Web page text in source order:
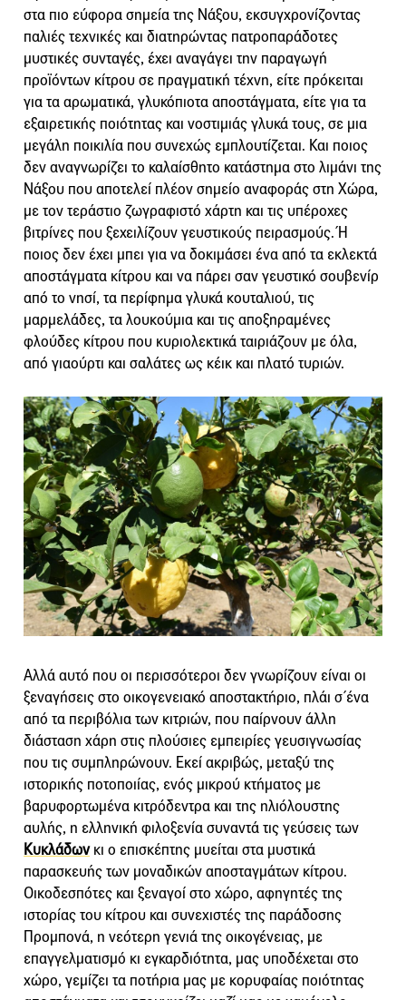
στα πιο εύφορα σημεία της Νάξου, εκσυγχρονίζοντας
παλιές τεχνικές και διατηρώντας πατροπαράδοτες
μυστικές συνταγές, έχει αναγάγει την παραγωγή
προϊόντων κίτρου σε πραγματική τέχνη, είτε πρόκειται
για τα αρωματικά, γλυκόπιοτα αποστάγματα, είτε για τα
εξαιρετικής ποιότητας και νοστιμιάς γλυκά τους, σε μια
μεγάλη ποικιλία που συνεχώς εμπλουτίζεται. Και ποιος
δεν αναγνωρίζει το καλαίσθητο κατάστημα στο λιμάνι της
Νάξου που αποτελεί πλέον σημείο αναφοράς στη Χώρα,
με τον τεράστιο ζωγραφιστό χάρτη και τις υπέροχες
βιτρίνες που ξεχειλίζουν γευστικούς πειρασμούς. Ή
ποιος δεν έχει μπει για να δοκιμάσει ένα από τα εκλεκτά
αποστάγματα κίτρου και να πάρει σαν γευστικό σουβενίρ
από το νησί, τα περίφημα γλυκά κουταλιού, τις
μαρμελάδες, τα λουκούμια και τις αποξηραμένες
φλούδες κίτρου που κυριολεκτικά ταιριάζουν με όλα,
από γιαούρτι και σαλάτες ως κέικ και πλατό τυριών.
Αλλά αυτό που οι περισσότεροι δεν γνωρίζουν είναι οι
ξεναγήσεις στο οικογενειακό αποστακτήριο, πλάι σ΄ένα
από τα περιβόλια των κιτριών, που παίρνουν άλλη
διάσταση χάρη στις πλούσιες εμπειρίες γευσιγνωσίας
που τις συμπληρώνουν. Εκεί ακριβώς, μεταξύ της
ιστορικής ποτοποιίας, ενός μικρού κτήματος με
βαρυφορτωμένα κιτρόδεντρα και της ηλιόλουστης
αυλής, η ελληνική φιλοξενία συναντά τις γεύσεις των
Κυκλάδωνκι ο επισκέπτης μυείται στα μυστικά
παρασκευής των μοναδικών αποσταγμάτων κίτρου.
Οικοδεσπότες και ξεναγοί στο χώρο, αφηγητές της
ιστορίας του κίτρου και συνεχιστές της παράδοσης
Προμπονά, η νεότερη γενιά της οικογένειας, με
επαγγελματισμό κι εγκαρδιότητα, μας υποδέχεται στο
χώρο, γεμίζει τα ποτήρια μας με κορυφαίας ποιότητας